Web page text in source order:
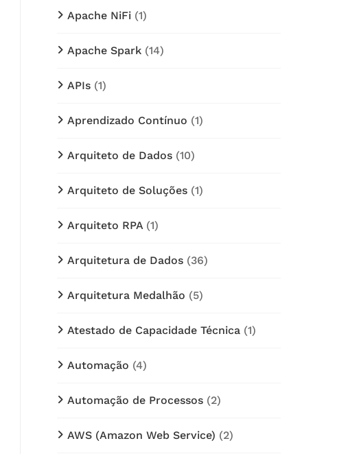
Apache NiFi (1)
Apache Spark (14)
APIs (1)
Aprendizado Contínuo (1)
Arquiteto de Dados (10)
Arquiteto de Soluções (1)
Arquiteto RPA(1)
Arquitetura de Dados (36)
Arquitetura Medalhão (5)
Atestado de Capacidade Técnica (1)
Automação (4)
Automação de Processos (2)
AWS (Amazon Web Service) (2)